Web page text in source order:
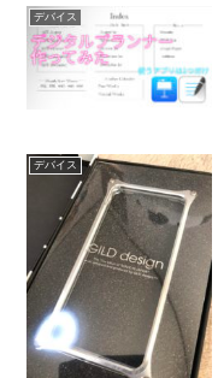
デバイス
デバイス